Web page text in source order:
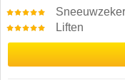
Liften